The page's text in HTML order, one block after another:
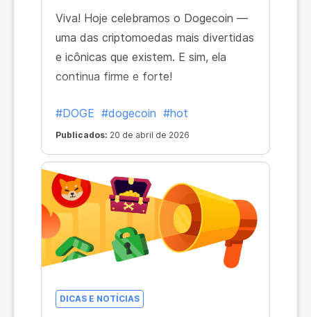
Viva! Hoje celebramos o Dogecoin —
uma das criptomoedas mais divertidas
e icônicas que existem. E sim, ela
continua firme e forte!
#DOGE #dogecoin #hot
Publicados: 20 de abril de 2026
DICAS E NOTÍCIAS